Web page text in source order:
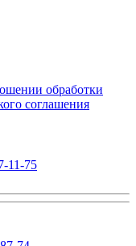
обработки
соглашения
11-75